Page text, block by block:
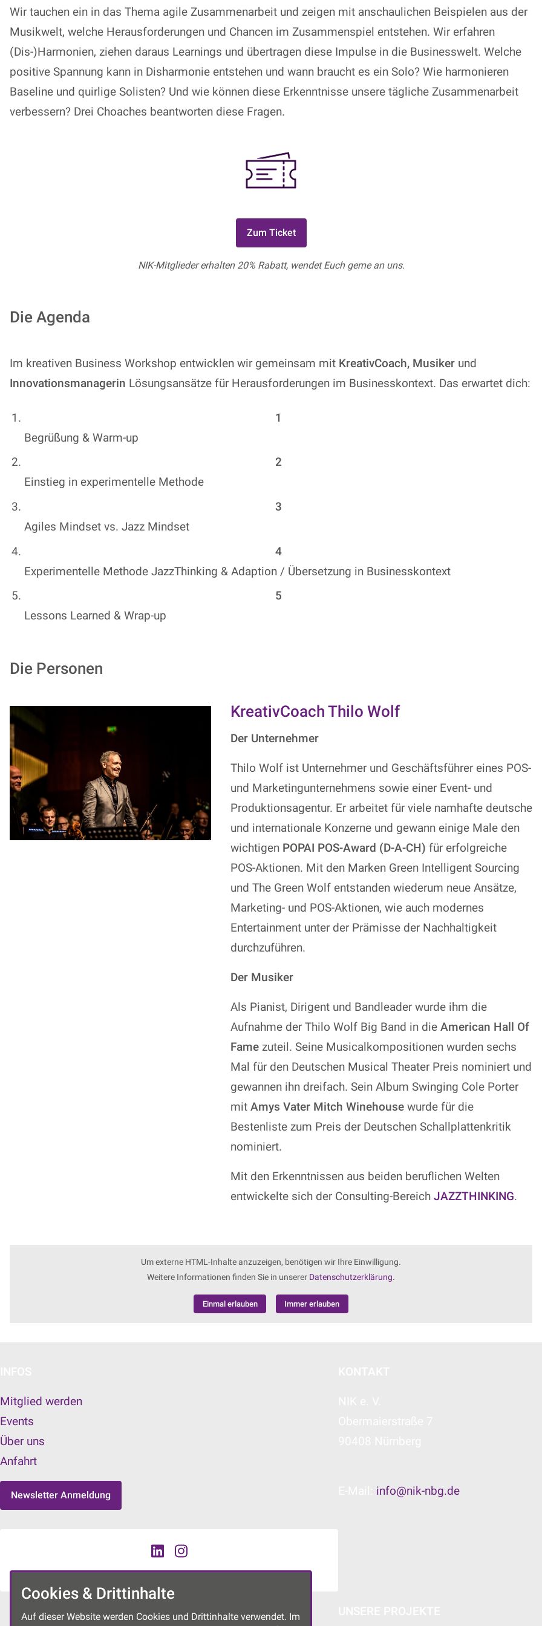
Wir tauchen ein in das Thema agile Zusammenarbeit und zeigen mit anschaulichen Beispielen aus der
Musikwelt, welche Herausforderungen und Chancen im Zusammenspiel entstehen. Wir erfahren
(Dis-)Harmonien, ziehen daraus Learnings und übertragen diese Impulse in die Businesswelt. Welche
positive Spannung kann in Disharmonie entstehen und wann braucht es ein Solo? Wie harmonieren
Baseline und quirlige Solisten? Und wie können diese Erkenntnisse unsere tägliche Zusammenarbeit
verbessern? Drei Choaches beantworten diese Fragen.
Zum Ticket
NIK-Mitglieder erhalten 20% Rabatt, wendet Euch gerne an uns.
Die Agenda
Im kreativen Business Workshop entwicklen wir gemeinsam mit KreativCoach, Musiker und
Innovationsmanagerin Lösungsansätze für Herausforderungen im Businesskontext. Das erwartet dich:
Begrüßung & Warm-up
Einstieg in experimentelle Methode
Agiles Mindset vs. Jazz Mindset
Experimentelle Methode JazzThinking & Adaption / Übersetzung in Businesskontext
Lessons Learned & Wrap-up
Die Personen
KreativCoach Thilo Wolf
Der Unternehmer
Thilo Wolf ist Unternehmer und Geschäftsführer eines POS-
und Marketingunternehmens sowie einer Event- und
Produktionsagentur. Er arbeitet für viele namhafte deutsche
und internationale Konzerne und gewann einige Male den
wichtigenPOPAI POS-Award (D-A-CH) für erfolgreiche
POS-Aktionen. Mit den Marken Green Intelligent Sourcing
und The Green Wolf entstanden wiederum neue Ansätze,
Marketing- und POS-Aktionen, wie auch modernes
Entertainment unter der Prämisse der Nachhaltigkeit
durchzuführen.
Der Musiker
Als Pianist, Dirigent und Bandleader wurde ihm die
Aufnahme der Thilo Wolf Big Band in dieAmerican Hall Of
Famezuteil. Seine Musicalkompositionen wurden sechs
Mal für den Deutschen Musical Theater Preis nominiert und
gewannen ihn dreifach. Sein Album Swinging Cole Porter
mit Amys Vater Mitch Winehousewurde für die
Bestenliste zum Preis der Deutschen Schallplattenkritik
nominiert.
Mit den Erkenntnissen aus beiden beruflichen Welten
entwickelte sich der Consulting-Bereich JAZZTHINKING.
Um externe HTML-Inhalte anzuzeigen, benötigen wir Ihre Einwilligung.
Weitere Informationen finden Sie in unserer Datenschutzerklärung.
Einmal erlauben Immer erlauben
Mitglied werden
Events
Über uns
Anfahrt
Newsletter Anmeldung info@nik-nbg.de
Cookies & Drittinhalte
Auf dieser Website werden Cookies und Drittinhalte verwendet. Im